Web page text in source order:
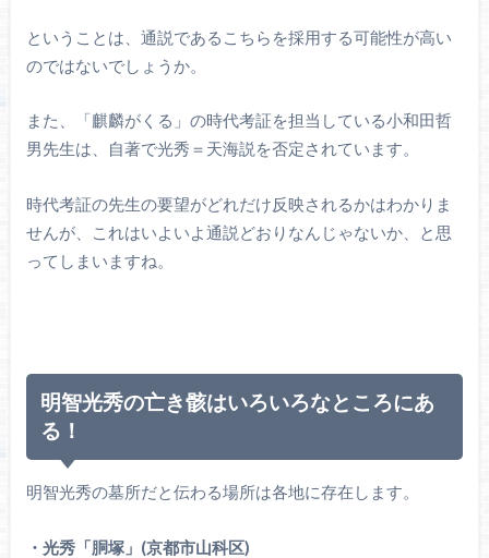
ということは、通説であるこちらを採用する可能性が高い
のではないでしょうか。
また、「麒麟がくる」の時代考証を担当している小和田哲
男先生は、自著で光秀＝天海説を否定されています。
時代考証の先生の要望がどれだけ反映されるかはわかりま
せんが、これはいよいよ通説どおりなんじゃないか、と思
ってしまいますね。
明智光秀の亡き骸はいろいろなところにあ
る！
明智光秀の墓所だと伝わる場所は各地に存在します。
・光秀「胴塚」(京都市山科区)